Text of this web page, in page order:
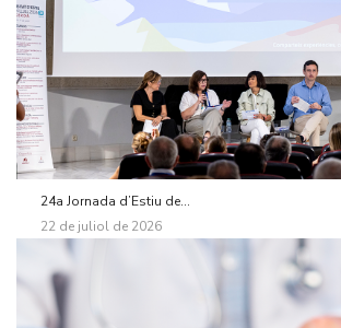
24a Jornada d’Estiu de...
22 de juliol de 2026